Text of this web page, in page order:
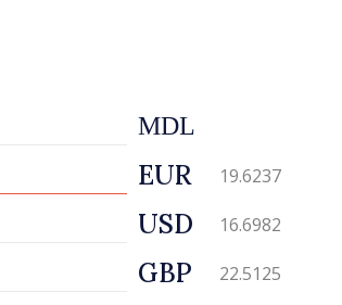
MDL
EUR 19.6237
USD 16.6982
GBP 22.5125